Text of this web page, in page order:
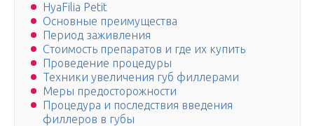
HyaFilia Petit
Основные преимущества
Период заживления
Стоимость препаратов и где их купить
Проведение процедуры
Техники увеличения губ филлерами
Меры предосторожности
Процедура и последствия введения
филлеров в губы